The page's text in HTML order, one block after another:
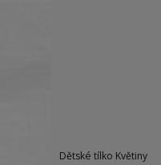
Dětské tílko Květiny